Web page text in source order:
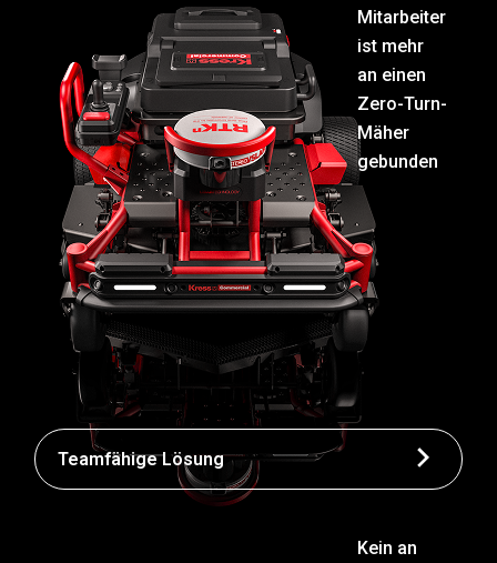
Mitarbeiter
ist mehr
an einen
Zero-Turn-
Mäher
gebunden
Teamfähige Lösung
Kein an